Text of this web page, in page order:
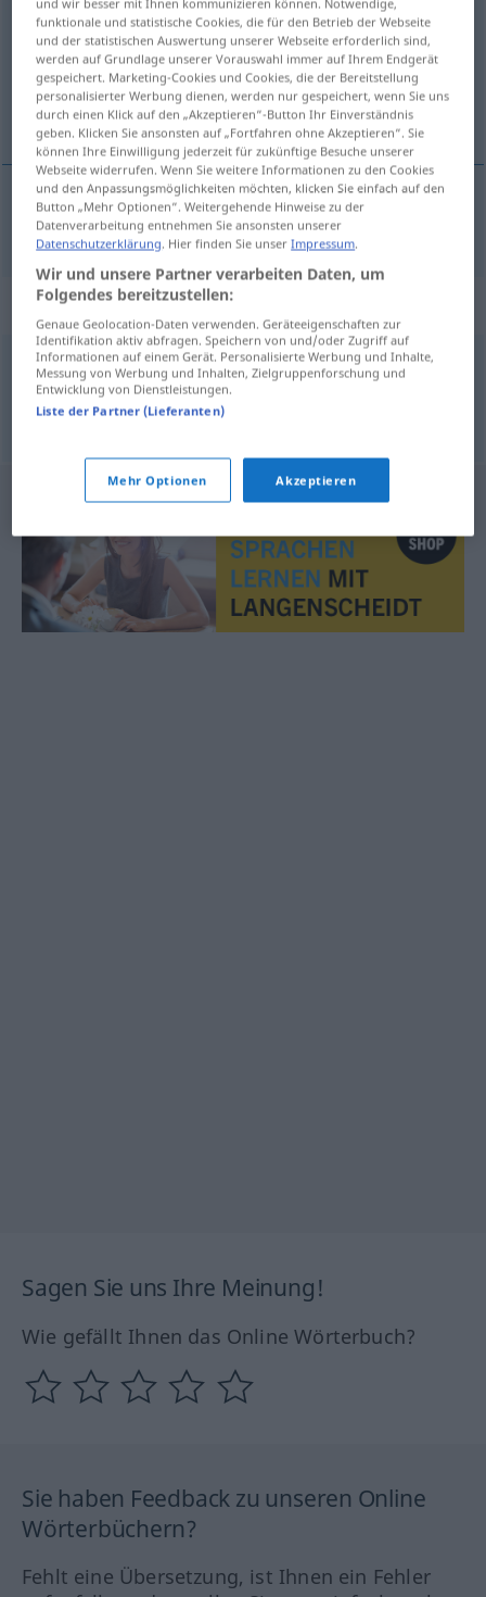
Übersicht aller Übersetzungen
(Für mehr Details die Übersetzung anklicken/antippen)
vorherig
vorherig anterior
Synonyme für "anterior"
precedent,premergător,trecut
Sagen Sie uns Ihre Meinung!
Wie gefällt Ihnen das Online Wörterbuch?
Sie haben Feedback zu unseren Online
Wörterbüchern?
Fehlt eine Übersetzung, ist Ihnen ein Fehler
funktionale und statistische Cookies, die für den Betrieb der Webseite
und der statistischen Auswertung unserer Webseite erforderlich sind,
werden auf Grundlage unserer Vorauswahl immer auf Ihrem Endgerät
gespeichert. Marketing-Cookies und Cookies, die der Bereitstellung
personalisierter Werbung dienen, werden nur gespeichert, wenn Sie uns
durch einen Klick auf den „Akzeptieren“-Button Ihr Einverständnis
geben. Klicken Sie ansonsten auf „Fortfahren ohne Akzeptieren“. Sie
können Ihre Einwilligung jederzeit für zukünftige Besuche unserer
Webseite widerrufen. Wenn Sie weitere Informationen zu den Cookies
und den Anpassungsmöglichkeiten möchten, klicken Sie einfach auf den
Button „Mehr Optionen“. Weitergehende Hinweise zu der
Datenverarbeitung entnehmen Sie ansonsten unserer
Datenschutzerklärung . Hier finden Sie unserImpressum
Wir und unsere Partner verarbeiten Daten, um
Folgendes bereitzustellen:
Genaue Geolocation-Daten verwenden. Geräteeigenschaften zur
Identifikation aktiv abfragen. Speichern von und/oder Zugriff auf
Informationen auf einem Gerät. Personalisierte Werbung und Inhalte,
Messung von Werbung und Inhalten, Zielgruppenforschung und
Entwicklung von Dienstleistungen.
Liste der Partner (Lieferanten)
Mehr Optionen Akzeptieren